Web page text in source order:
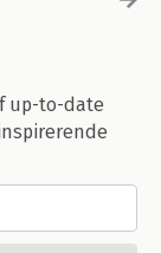
up-to-date